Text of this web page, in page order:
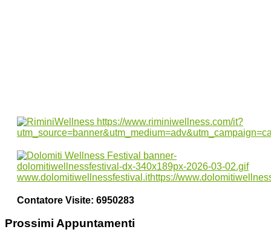
Contatore Visite: 6950283
Prossimi Appuntamenti